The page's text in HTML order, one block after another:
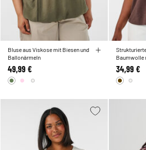
Bluse aus Viskose mit Biesen und
Ballonärmeln
49,99 €
Baumwolle
34,99 €